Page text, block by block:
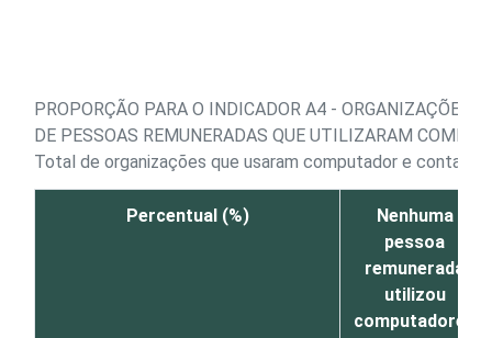
PROPORÇÃO PARA O INDICADOR A4 - ORGANIZAÇÕES
DE PESSOAS REMUNERADAS QUE UTILIZARAM
Total de organizações que usaram computador e
Percentual (%)
Nenhuma
pessoa
remunerada
utilizou
computadores